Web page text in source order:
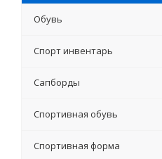
Обувь
Спорт инвентарь
Сапборды
Спортивная обувь
Спортивная форма